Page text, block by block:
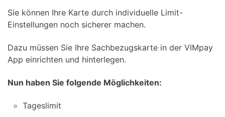
Sie können Ihre Karte durch individuelle Limit-
Einstellungen noch sicherer machen.
Dazu müssen Sie Ihre Sachbezugskarte in der VIMpay
App einrichten und hinterlegen.
Nun haben Sie folgende Möglichkeiten:
Tageslimit